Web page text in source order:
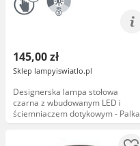
145,00 zł
Sklep lampyiswiatlo.pl
Designerska lampa stołowa
czarna z wbudowanym LED i
ściemniaczem dotykowym - Palka